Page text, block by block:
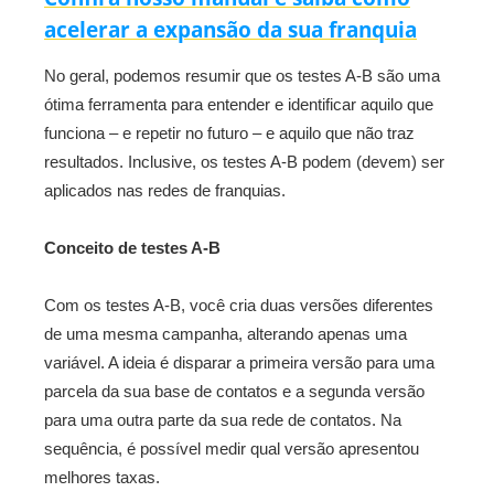
acelerar a expansão da sua franquia
No geral, podemos resumir que os testes A-B são uma
ótima ferramenta para entender e identificar aquilo que
funciona – e repetir no futuro – e aquilo que não traz
resultados. Inclusive, os testes A-B podem (devem) ser
aplicados nas redes de franquias.
Conceito de testes A-B
Com os testes A-B, você cria duas versões diferentes
de uma mesma campanha, alterando apenas uma
variável. A ideia é disparar a primeira versão para uma
parcela da sua base de contatos e a segunda versão
para uma outra parte da sua rede de contatos. Na
sequência, é possível medir qual versão apresentou
melhores taxas.